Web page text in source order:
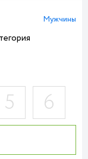
Мужчины
5 6